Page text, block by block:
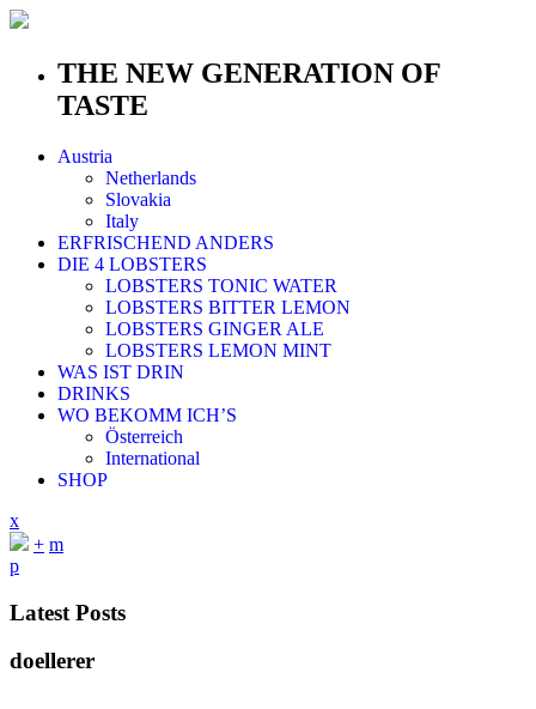
THE NEW GENERATION OF
TASTE
Austria
Netherlands
Slovakia
Italy
ERFRISCHEND ANDERS
DIE 4 LOBSTERS
LOBSTERS TONIC WATER
LOBSTERS BITTER LEMON
LOBSTERS GINGER ALE
LOBSTERS LEMON MINT
WAS IST DRIN
DRINKS
WO BEKOMM ICH’S
Österreich
International
SHOP
x
+ m
p
Latest Posts
doellerer